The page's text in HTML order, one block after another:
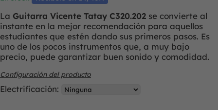
La Guitarra Vicente Tatay C320.202 se convierte al
instante en la mejor recomendación para aquellos
estudiantes que estén dando sus primeros pasos. Es
uno de los pocos instrumentos que, a muy bajo
precio, puede garantizar buen sonido y comodidad.
Configuración del producto
Electrificación: